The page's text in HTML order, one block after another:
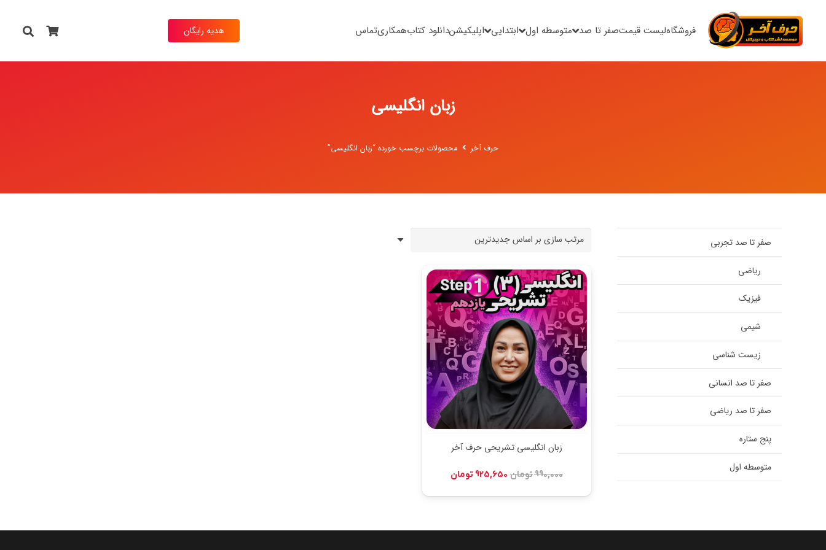
فروشگاهلیست قیمتصفر تا صد متوسطه اول ابتدایی اپلیکیشندانلود کتابهمکاریتماس هدیه رایگان
زبان انگلیسی
حرف آخر محصولات برچسب خورده “زبان انگلیسی”
صفر تا صد تجربی
ریاضی
فیزیک
شیمی
زیست شناسی
صفر تا صد انسانی
صفر تا صد ریاضی
پنج ستاره
متوسطه اول
زبان انگلیسی تشریحی حرف آخر
990,000تومان
قیمت
925,650 تومان